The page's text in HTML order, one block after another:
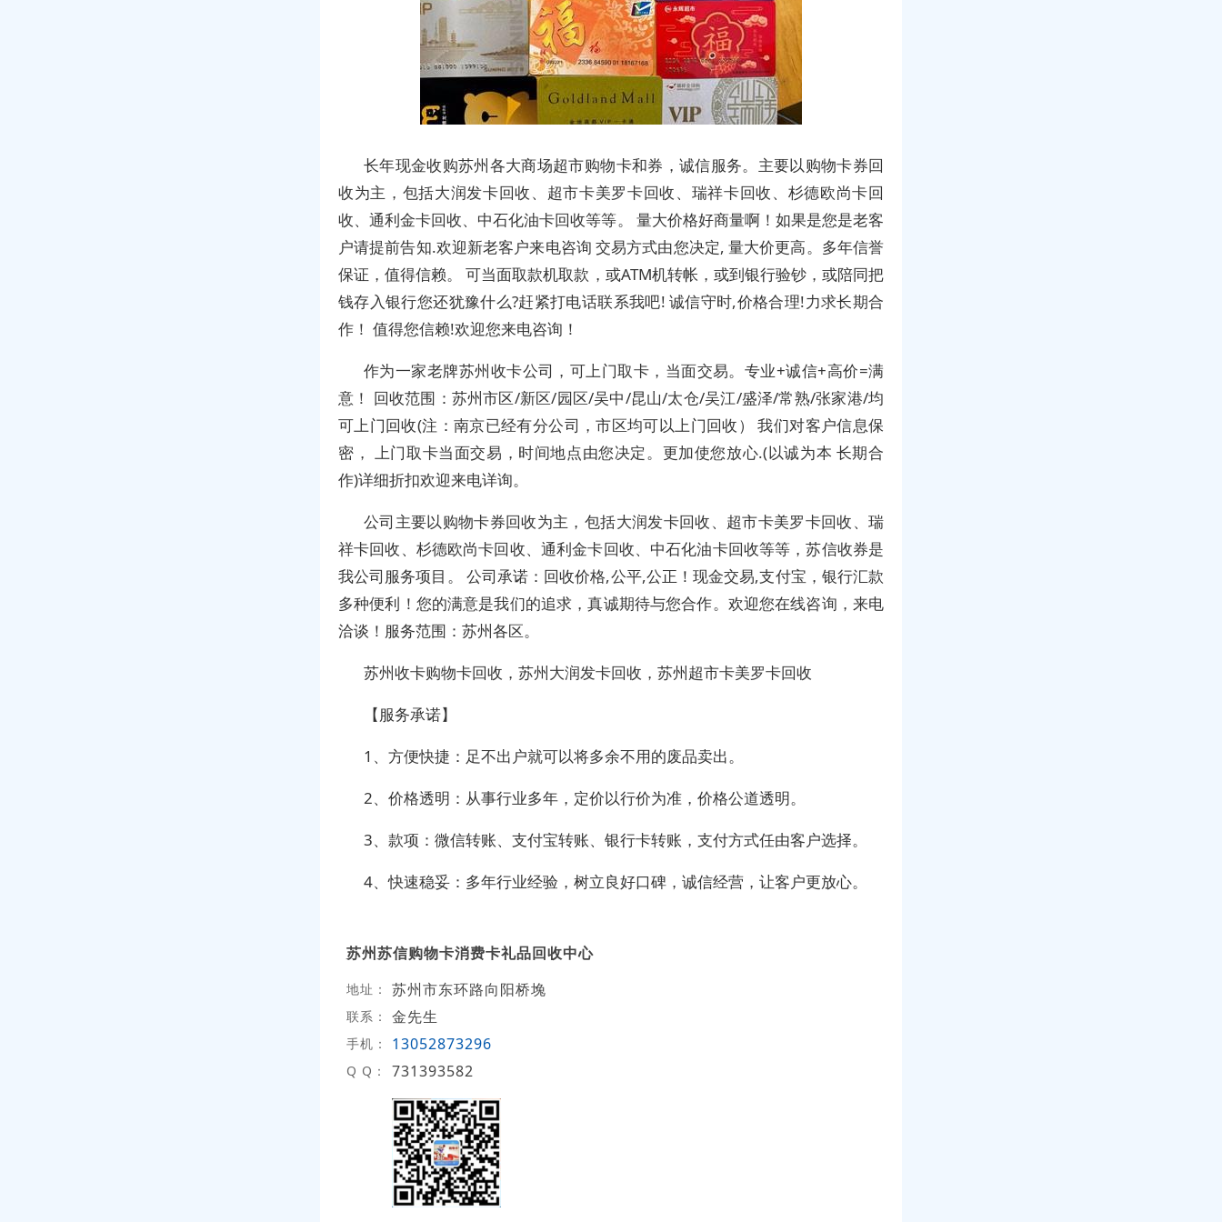
长年现金收购苏州各大商场超市购物卡和券，诚信服务。主要以购物卡券回
收为主，包括大润发卡回收、超市卡美罗卡回收、瑞祥卡回收、杉德欧尚卡回
收、通利金卡回收、中石化油卡回收等等。 量大价格好商量啊！如果是您是老客
户请提前告知.欢迎新老客户来电咨询 交易方式由您决定, 量大价更高。多年信誉
保证，值得信赖。 可当面取款机取款，或ATM机转帐，或到银行验钞，或陪同把
钱存入银行您还犹豫什么?赶紧打电话联系我吧! 诚信守时,价格合理!力求长期合
作！ 值得您信赖!欢迎您来电咨询！
作为一家老牌苏州收卡公司，可上门取卡，当面交易。专业+诚信+高价=满
意！ 回收范围：苏州市区/新区/园区/吴中/昆山/太仓/吴江/盛泽/常熟/张家港/均
可上门回收(注：南京已经有分公司，市区均可以上门回收） 我们对客户信息保
密， 上门取卡当面交易，时间地点由您决定。更加使您放心.(以诚为本 长期合
作)详细折扣欢迎来电详询。
公司主要以购物卡券回收为主，包括大润发卡回收、超市卡美罗卡回收、瑞
祥卡回收、杉德欧尚卡回收、通利金卡回收、中石化油卡回收等等，苏信收券是
我公司服务项目。 公司承诺：回收价格,公平,公正！现金交易,支付宝，银行汇款
多种便利！您的满意是我们的追求，真诚期待与您合作。欢迎您在线咨询，来电
洽谈！服务范围：苏州各区。
苏州收卡购物卡回收，苏州大润发卡回收，苏州超市卡美罗卡回收
【服务承诺】
1、方便快捷：足不出户就可以将多余不用的废品卖出。
2、价格透明：从事行业多年，定价以行价为准，价格公道透明。
3、款项：微信转账、支付宝转账、银行卡转账，支付方式任由客户选择。
4、快速稳妥：多年行业经验，树立良好口碑，诚信经营，让客户更放心。
苏州苏信购物卡消费卡礼品回收中心
地址： 苏州市东环路向阳桥堍
联系： 金先生
手机： 13052873296
Q Q： 731393582